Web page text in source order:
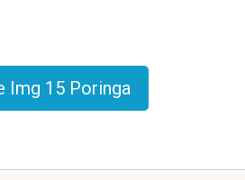
Img 15 Poringa